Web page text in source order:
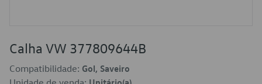
Calha VW 377809644B
Compatibilidade: Gol, Saveiro